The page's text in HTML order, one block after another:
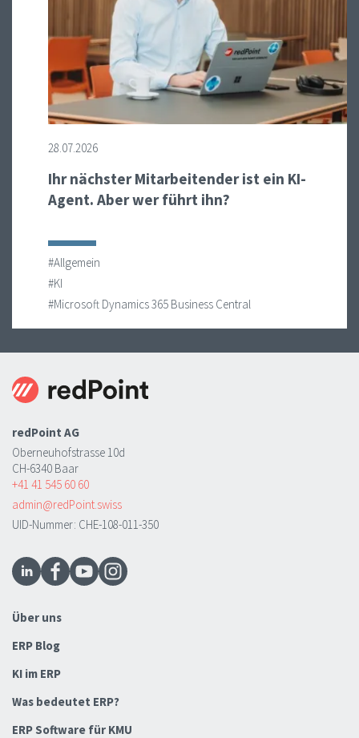
28.07.2026
Ihr nächster Mitarbeitender ist ein KI-
Agent. Aber wer führt ihn?
#Allgemein
#KI
#Microsoft Dynamics 365 Business Central
redPoint AG
Oberneuhofstrasse 10d
CH-6340 Baar
+41 41 545 60 60
admin@redPoint.swiss
UID-Nummer: CHE-108-011-350
Über uns
ERP Blog
KI im ERP
Was bedeutet ERP?
ERP Software für KMU